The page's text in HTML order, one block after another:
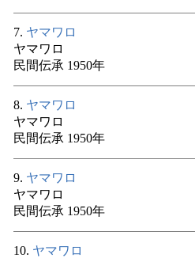
7. ヤマワロ
ヤマワロ
民間伝承 1950年
8. ヤマワロ
ヤマワロ
民間伝承 1950年
9. ヤマワロ
ヤマワロ
民間伝承 1950年
10. ヤマワロ